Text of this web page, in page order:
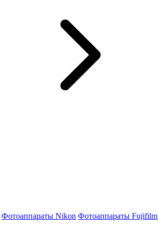
Фотоаппараты Nikon Фотоаппараты Fujifilm